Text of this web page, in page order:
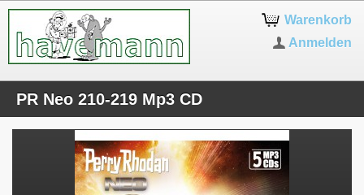
Warenkorb
Anmelden
PR Neo 210-219 Mp3 CD